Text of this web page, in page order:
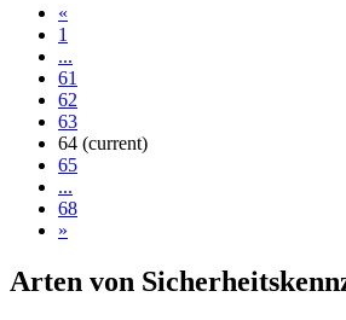
«
1
...
61
62
63
64 (current)
65
...
68
»
Arten von